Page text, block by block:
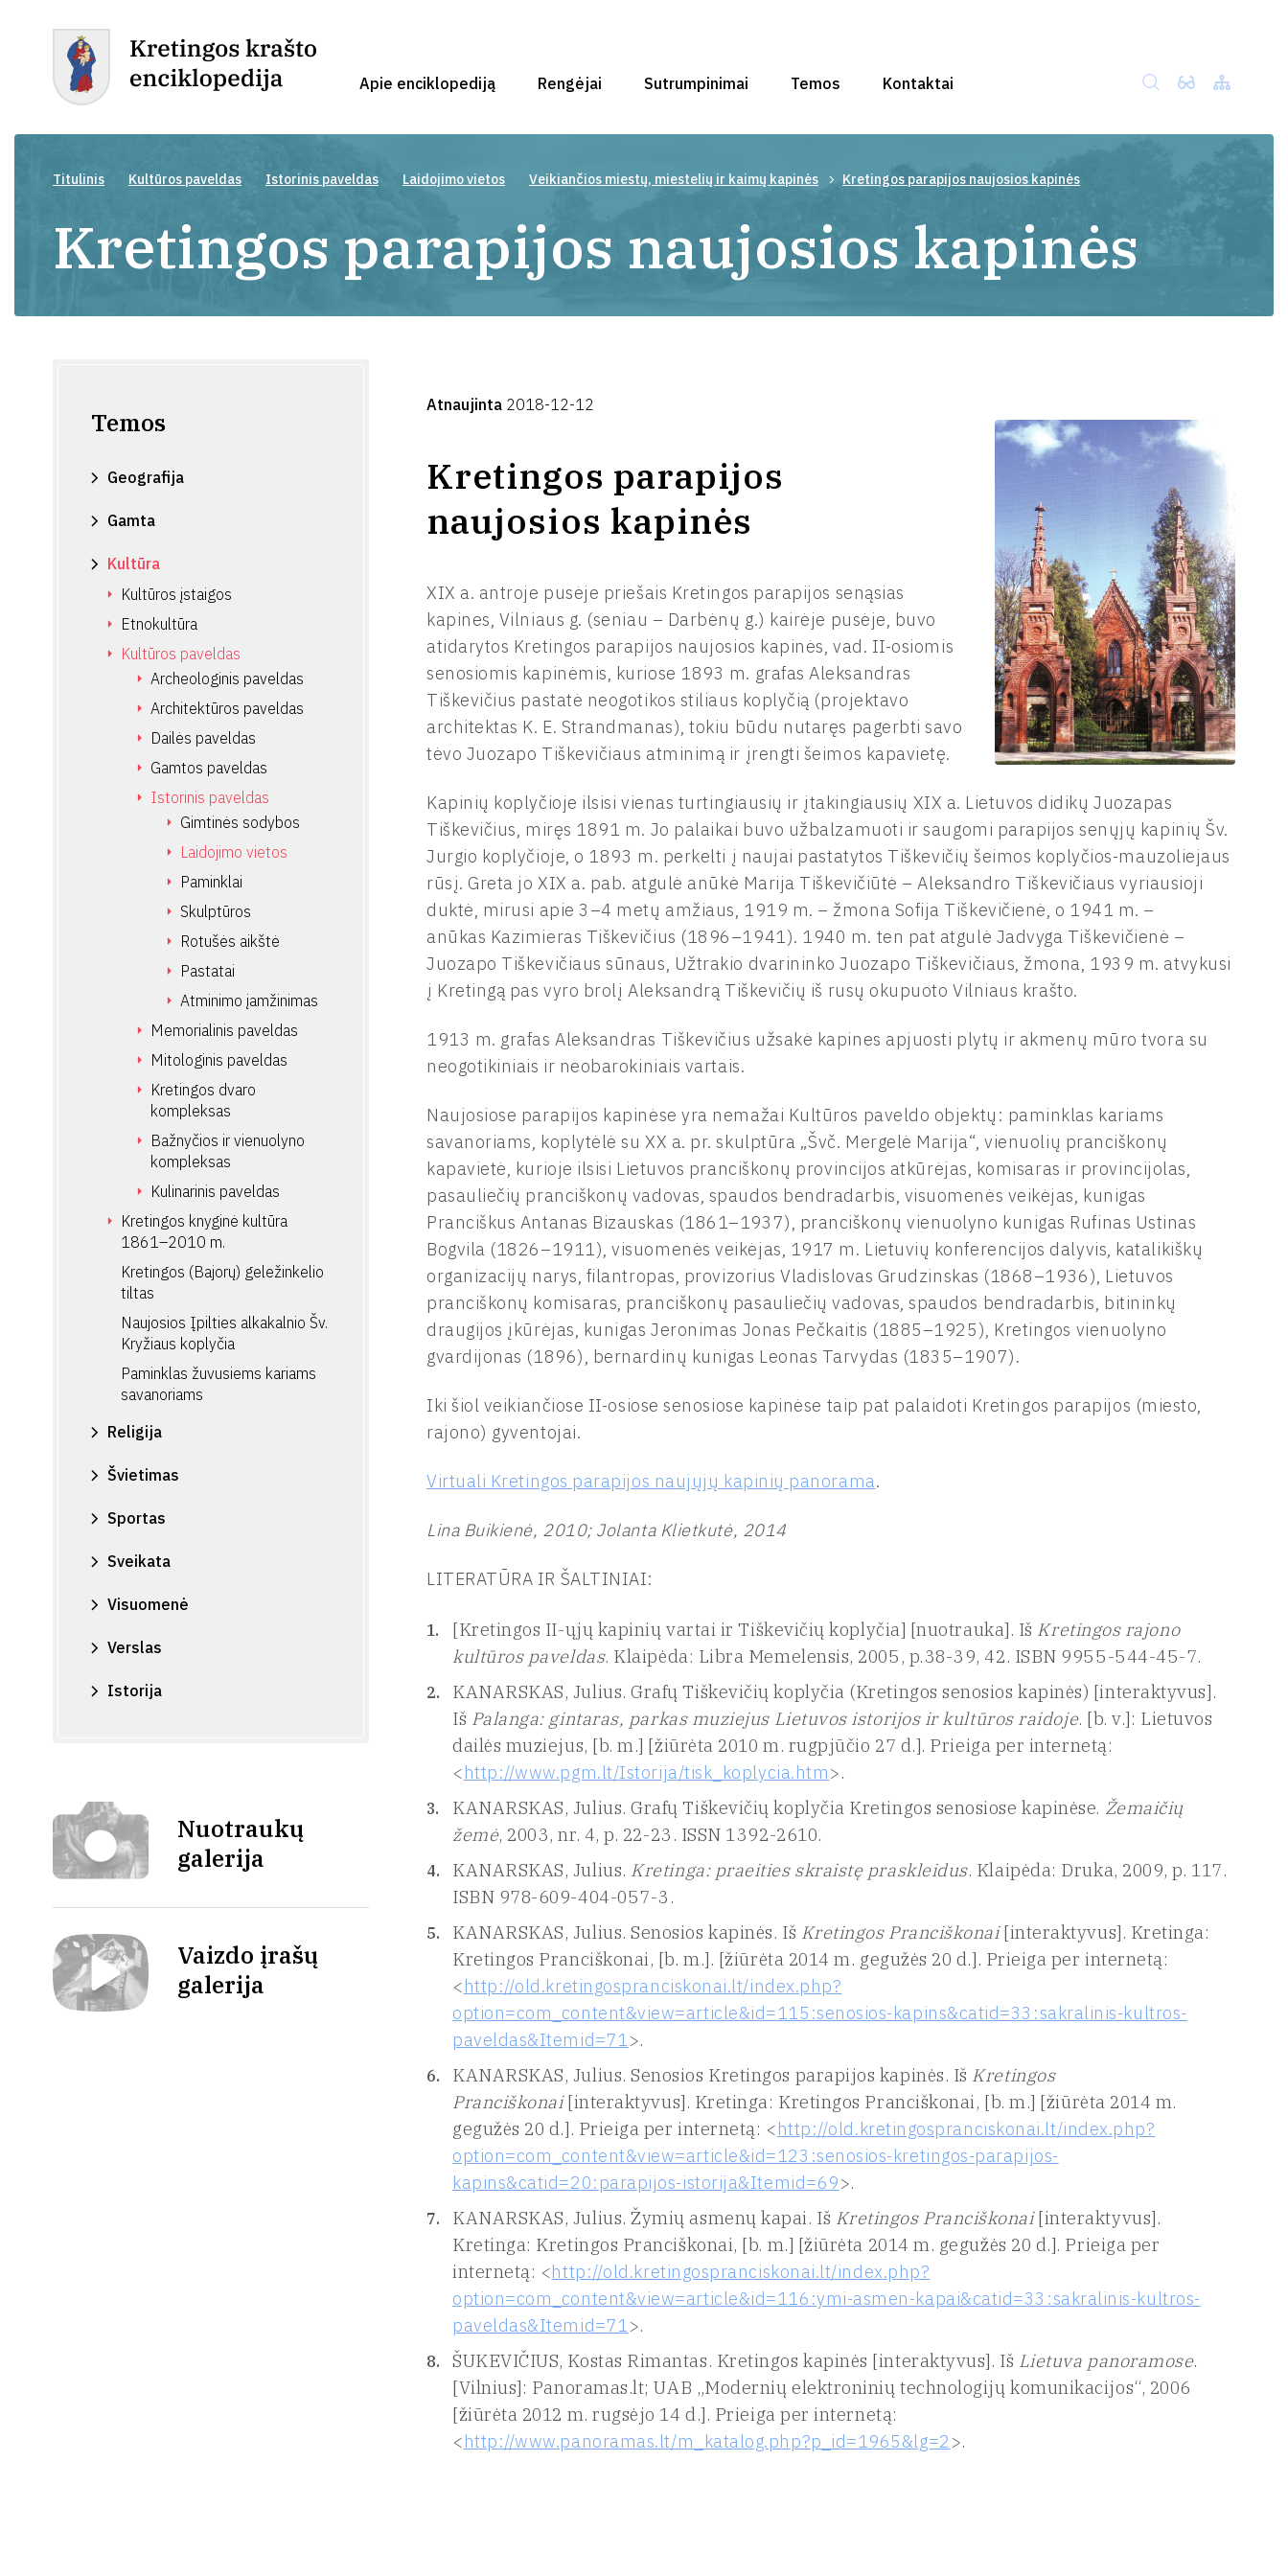
Apie enciklopediją Rengėjai Sutrumpinimai Temos Kontaktai
Titulinis Kultūros paveldas Istorinis paveldas Laidojimo vietos Veikiančios miestų, miestelių ir kaimų kapinės Kretingos parapijos naujosios kapinės
Kretingos parapijos naujosios kapinės
Temos
Geografija
Gamta
Kultūra
Kultūros įstaigos
Etnokultūra
Kultūros paveldas
Archeologinis paveldas
Architektūros paveldas
Dailės paveldas
Gamtos paveldas
Istorinis paveldas
Gimtinės sodybos
Laidojimo vietos
Paminklai
Skulptūros
Rotušės aikštė
Pastatai
Atminimo įamžinimas
Memorialinis paveldas
Mitologinis paveldas
Kretingos dvaro
kompleksas
Bažnyčios ir vienuolyno
kompleksas
Kulinarinis paveldas
Kretingos knyginė kultūra
1861–2010 m.
Kretingos (Bajorų) geležinkelio
tiltas
Naujosios Įpilties alkakalnio Šv.
Kryžiaus koplyčia
Paminklas žuvusiems kariams
savanoriams
Religija
Švietimas
Sportas
Sveikata
Visuomenė
Verslas
Istorija
Nuotraukų
galerija
Vaizdo įrašų
galerija
Atnaujinta 2018-12-12
Kretingos parapijos
naujosios kapinės
XIX a. antroje pusėje priešais Kretingos parapijos senąsias
kapines, Vilniaus g. (seniau – Darbėnų g.) kairėje pusėje, buvo
atidarytos Kretingos parapijos naujosios kapinės, vad. II-osiomis
senosiomis kapinėmis, kuriose 1893 m. grafas Aleksandras
Tiškevičius pastatė neogotikos stiliaus koplyčią (projektavo
architektas K. E. Strandmanas), tokiu būdu nutaręs pagerbti savo
tėvo Juozapo Tiškevičiaus atminimą ir įrengti šeimos kapavietę.
Kapinių koplyčioje ilsisi vienas turtingiausių ir įtakingiausių XIX a. Lietuvos didikų Juozapas
Tiškevičius, miręs 1891 m. Jo palaikai buvo užbalzamuoti ir saugomi parapijos senųjų kapinių Šv.
Jurgio koplyčioje, o 1893 m. perkelti į naujai pastatytos Tiškevičių šeimos koplyčios-mauzoliejaus
rūsį. Greta jo XIX a. pab. atgulė anūkė Marija Tiškevičiūtė – Aleksandro Tiškevičiaus vyriausioji
duktė, mirusi apie 3–4 metų amžiaus, 1919 m. – žmona Sofija Tiškevičienė, o 1941 m. –
anūkas Kazimieras Tiškevičius (1896–1941). 1940 m. ten pat atgulė Jadvyga Tiškevičienė –
Juozapo Tiškevičiaus sūnaus, Užtrakio dvarininko Juozapo Tiškevičiaus, žmona, 1939 m. atvykusi
į Kretingą pas vyro brolį Aleksandrą Tiškevičių iš rusų okupuoto Vilniaus krašto.
1913 m. grafas Aleksandras Tiškevičius užsakė kapines apjuosti plytų ir akmenų mūro tvora su
neogotikiniais ir neobarokiniais vartais.
Naujosiose parapijos kapinėse yra nemažai Kultūros paveldo objektų: paminklas kariams
savanoriams, koplytėlė su XX a. pr. skulptūra „Švč. Mergelė Marija“, vienuolių pranciškonų
kapavietė, kurioje ilsisi Lietuvos pranciškonų provincijos atkūrėjas, komisaras ir provincijolas,
pasauliečių pranciškonų vadovas, spaudos bendradarbis, visuomenės veikėjas, kunigas
Pranciškus Antanas Bizauskas (1861–1937), pranciškonų vienuolyno kunigas Rufinas Ustinas
Bogvila (1826–1911), visuomenės veikėjas, 1917 m. Lietuvių konferencijos dalyvis, katalikiškų
organizacijų narys, filantropas, provizorius Vladislovas Grudzinskas (1868–1936), Lietuvos
pranciškonų komisaras, pranciškonų pasauliečių vadovas, spaudos bendradarbis, bitininkų
draugijos įkūrėjas, kunigas Jeronimas Jonas Pečkaitis (1885–1925), Kretingos vienuolyno
gvardijonas (1896), bernardinų kunigas Leonas Tarvydas (1835–1907).
Iki šiol veikiančiose II-osiose senosiose kapinėse taip pat palaidoti Kretingos parapijos (miesto,
rajono) gyventojai.
Virtuali Kretingos parapijos naujųjų kapinių panorama.
Lina Buikienė, 2010; Jolanta Klietkutė, 2014
LITERATŪRA IR ŠALTINIAI:
[Kretingos II-ųjų kapinių vartai ir Tiškevičių koplyčia] [nuotrauka]. Iš Kretingos rajono
kultūros paveldas. Klaipėda: Libra Memelensis, 2005, p.38-39, 42. ISBN 9955-544-45-7.
KANARSKAS, Julius. Grafų Tiškevičių koplyčia (Kretingos senosios kapinės) [interaktyvus].
Iš Palanga: gintaras, parkas muziejus Lietuvos istorijos ir kultūros raidoje. [b. v.]: Lietuvos
dailės muziejus, [b. m.] [žiūrėta 2010 m. rugpjūčio 27 d.]. Prieiga per internetą:
<http://www.pgm.lt/Istorija/tisk_koplycia.htm>.
KANARSKAS, Julius. Grafų Tiškevičių koplyčia Kretingos senosiose kapinėse. Žemaičių
žemė, 2003, nr. 4, p. 22-23. ISSN 1392-2610.
KANARSKAS, Julius. Kretinga: praeities skraistę praskleidus. Klaipėda: Druka, 2009, p. 117.
ISBN 978-609-404-057-3.
KANARSKAS, Julius. Senosios kapinės. Iš Kretingos Pranciškonai[interaktyvus]. Kretinga:
Kretingos Pranciškonai, [b. m.]. [žiūrėta 2014 m. gegužės 20 d.]. Prieiga per internetą:
<http://old.kretingospranciskonai.lt/index.php?
option=com_content&view=article&id=115:senosios-kapins&catid=33:sakralinis-kultros-
paveldas&Itemid=71>.
KANARSKAS, Julius. Senosios Kretingos parapijos kapinės. Iš Kretingos
Pranciškonai[interaktyvus]. Kretinga: Kretingos Pranciškonai, [b. m.] [žiūrėta 2014 m.
gegužės 20 d.]. Prieiga per internetą: <http://old.kretingospranciskonai.lt/index.php?
option=com_content&view=article&id=123:senosios-kretingos-parapijos-
kapins&catid=20:parapijos-istorija&Itemid=69>.
KANARSKAS, Julius. Žymių asmenų kapai. Iš Kretingos Pranciškonai[interaktyvus].
Kretinga: Kretingos Pranciškonai, [b. m.] [žiūrėta 2014 m. gegužės 20 d.]. Prieiga per
internetą: <http://old.kretingospranciskonai.lt/index.php?
option=com_content&view=article&id=116:ymi-asmen-kapai&catid=33:sakralinis-kultros-
paveldas&Itemid=71>.
ŠUKEVIČIUS, Kostas Rimantas. Kretingos kapinės [interaktyvus]. Iš Lietuva panoramose.
[Vilnius]: Panoramas.lt; UAB „Modernių elektroninių technologijų komunikacijos“, 2006
[žiūrėta 2012 m. rugsėjo 14 d.]. Prieiga per internetą:
<http://www.panoramas.lt/m_katalog.php?p_id=1965&lg=2 >.